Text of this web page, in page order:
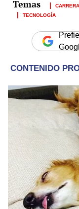
TECNOLOGÍA